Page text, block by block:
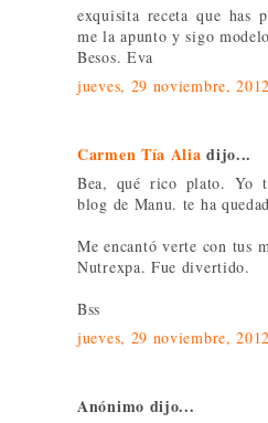
exquisita receta que has
me la apunto y sigo
Besos. Eva
jueves, 29 noviembre, 2012
Carmen Tía Alia dijo...
Bea, qué rico plato. Yo
blog de Manu. te ha
Me encantó verte con tus
Nutrexpa. Fue divertido.
Bss
jueves, 29 noviembre, 2012
Anónimo dijo...